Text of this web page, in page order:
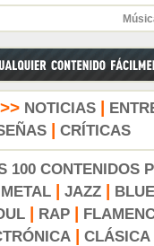
NOTICIAS|
| CRÍTICAS
100 CONTENIDOS
METAL JAZZ
RAP
CLÁSICA